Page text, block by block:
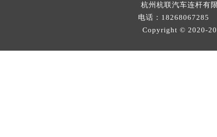
杭州杭联汽车连杆
电话：18268067285
Copyright © 2020-